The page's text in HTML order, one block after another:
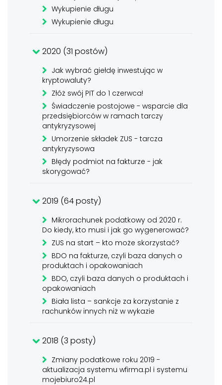
Wykupienie długu
Wykupienie długu
2020 (31 postów)
Jak wybrać giełdę inwestując w
kryptowaluty?
Złóż swój PIT do 1 czerwca!
Świadczenie postojowe - wsparcie dla
przedsiębiorców w ramach tarczy
antykryzysowej
Umorzenie składek ZUS - tarcza
antykryzysowa
Błędy podmiot na fakturze - jak
skorygować?
2019 (64 posty)
Mikrorachunek podatkowy od 2020 r.
Do kiedy, kto musi i jak go wygenerować?
ZUS na start – kto może skorzystać?
BDO na fakturze, czyli baza danych o
produktach i opakowaniach
BDO, czyli baza danych o produktach i
opakowaniach
Biała lista – sankcje za korzystanie z
rachunków innych niż w wykazie
2018 (3 posty)
Zmiany podatkowe roku 2019 -
aktualizacja systemu wfirma.pl i systemu
mojebiuro24.pl